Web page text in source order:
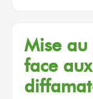
Mise au
face